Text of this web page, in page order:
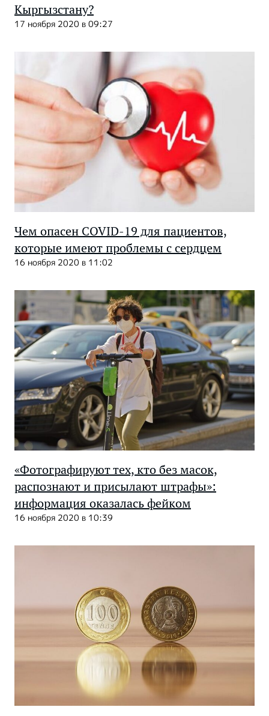
Кыргызстану?
17 ноября 2020 в 09:27
Чем опасен COVID-19 для пациентов,
которые имеют проблемы с сердцем
16 ноября 2020 в 11:02
«Фотографируют тех, кто без масок,
распознают и присылают штрафы»:
информация оказалась фейком
16 ноября 2020 в 10:39